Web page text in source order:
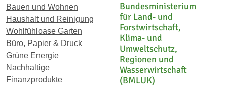
Bauen und Wohnen
Haushalt und Reinigung
Wohlfühloase Garten
Büro, Papier & Druck
Grüne Energie
Nachhaltige
Finanzprodukte
Bundesministerium
für Land- und
Forstwirtschaft,
Klima- und
Umweltschutz,
Regionen und
Wasserwirtschaft
(BMLUK)